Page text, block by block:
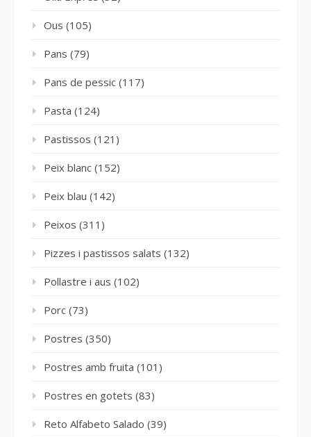
Ous (105)
Pans (79)
Pans de pessic (117)
Pasta (124)
Pastissos (121)
Peix blanc (152)
Peix blau (142)
Peixos (311)
Pizzes i pastissos salats (132)
Pollastre i aus (102)
Porc (73)
Postres (350)
Postres amb fruita (101)
Postres en gotets (83)
Reto Alfabeto Salado (39)